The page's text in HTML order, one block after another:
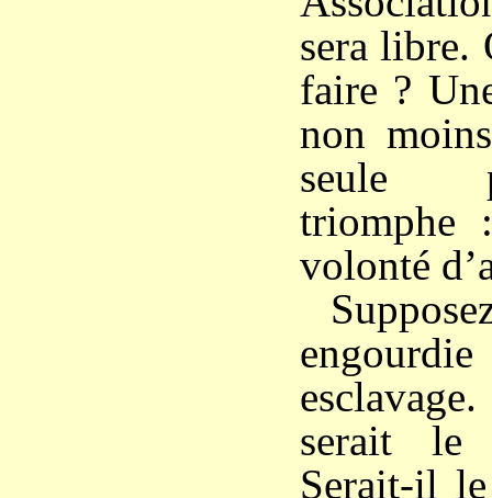
sera libre.
faire ?
non
seule
volonté
serait le
Serait-il